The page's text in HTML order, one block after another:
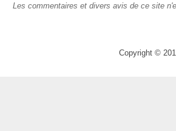
Les commentaires et divers avis de ce site
Copyright ©